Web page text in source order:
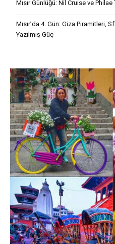
Mısır Günlüğü: Nil Cruise ve Philae
Mısır’da 4. Gün: Giza Piramitleri,
Yazılmış Güç